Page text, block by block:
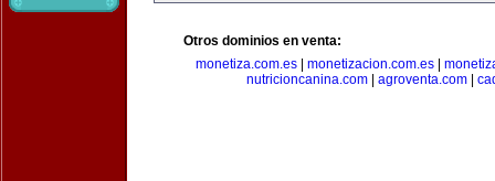
Otros dominios en venta:
monetiza.com.es| monetizacion.com.es|
nutricioncanina.com| agroventa.com|